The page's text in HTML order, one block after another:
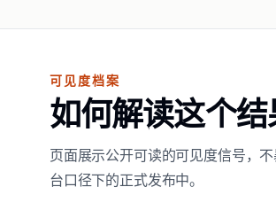
可见度档案
如何解读这个结
页面展示公开可读的可见度信号，
台口径下的正式发布中。